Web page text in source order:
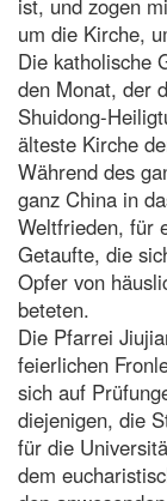
ist, und zogen
um die Kirche,
Die katholische
den Monat, der
Shuidong-
älteste Kirche
Während des
ganz China in
Weltfrieden, für
Getaufte, die
Opfer von
beteten.
Die Pfarrei
feierlichen
sich auf
diejenigen, die
für die
dem